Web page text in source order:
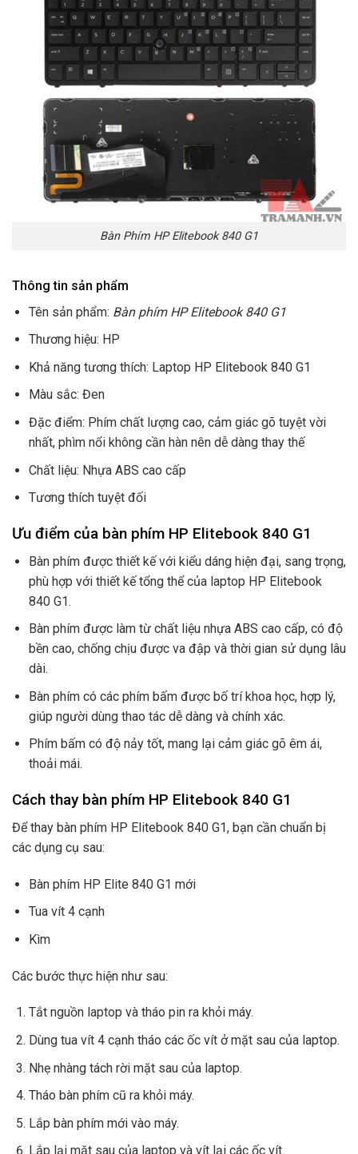
Bàn Phím HP Elitebook 840 G1
Thông tin sản phẩm
Tên sản phẩm: Bàn phím HP Elitebook 840 G1
Thương hiệu: HP
Khả năng tương thích: Laptop HP Elitebook 840 G1
Màu sắc: Đen
Đặc điểm: Phím chất lượng cao, cảm giác gõ tuyệt vời
nhất, phìm nổi không cần hàn nên dễ dàng thay thế
Chất liệu: Nhựa ABS cao cấp
Tương thích tuyệt đối
Ưu điểm của bàn phím HP Elitebook 840 G1
Bàn phím được thiết kế với kiểu dáng hiện đại, sang trọng,
phù hợp với thiết kế tổng thể của laptop HP Elitebook
840 G1.
Bàn phím được làm từ chất liệu nhựa ABS cao cấp, có độ
bền cao, chống chịu được va đập và thời gian sử dụng lâu
dài.
Bàn phím có các phím bấm được bố trí khoa học, hợp lý,
giúp người dùng thao tác dễ dàng và chính xác.
Phím bấm có độ nảy tốt, mang lại cảm giác gõ êm ái,
thoải mái.
Cách thay bàn phím HP Elitebook 840 G1
Để thay bàn phím HP Elitebook 840 G1, bạn cần chuẩn bị
các dụng cụ sau:
Bàn phím HP Elite 840 G1 mới
Tua vít 4 cạnh
Kìm
Các bước thực hiện như sau:
Tắt nguồn laptop và tháo pin ra khỏi máy.
Dùng tua vít 4 cạnh tháo các ốc vít ở mặt sau của laptop.
Nhẹ nhàng tách rời mặt sau của laptop.
Tháo bàn phím cũ ra khỏi máy.
Lắp bàn phím mới vào máy.
Lắp lại mặt sau của laptop và vít lại các ốc vít.